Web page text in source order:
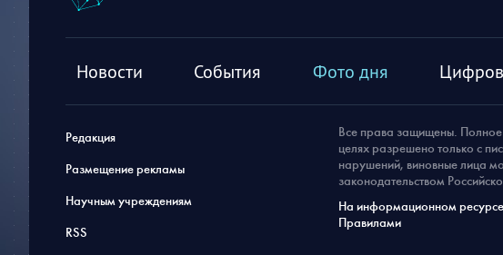
Новости События Фото дня
Редакция
Размещение рекламы
Научным учреждениям
RSS
Все права защищены. Полное
целях разрешено только с
нарушений, виновные лица
законодательством
На информационном ресурсе
Правилами